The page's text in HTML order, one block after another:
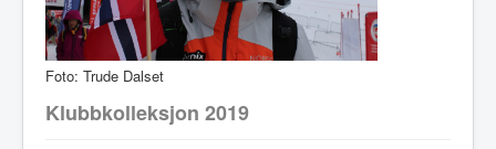
Foto: Trude Dalset
Klubbkolleksjon 2019